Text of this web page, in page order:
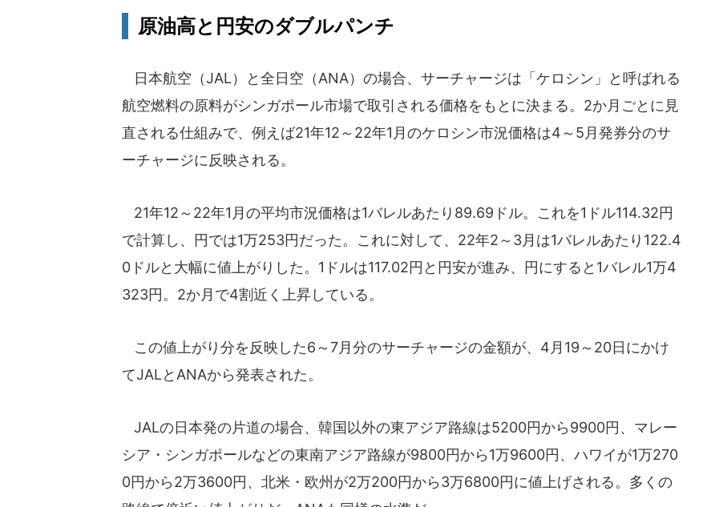
原油高と円安のダブルパンチ
日本航空（JAL）と全日空（ANA）の場合、サーチャージは「ケロシン」と呼ばれる
航空燃料の原料がシンガポール市場で取引される価格をもとに決まる。2か月ごとに見
直される仕組みで、例えば21年12～22年1月のケロシン市況価格は4～5月発券分のサ
ーチャージに反映される。
21年12～22年1月の平均市況価格は1バレルあたり89.69ドル。これを1ドル114.32円
で計算し、円では1万253円だった。これに対して、22年2～3月は1バレルあたり122.4
0ドルと大幅に値上がりした。1ドルは117.02円と円安が進み、円にすると1バレル1万4
323円。2か月で4割近く上昇している。
この値上がり分を反映した6～7月分のサーチャージの金額が、4月19～20日にかけ
てJALとANAから発表された。
JALの日本発の片道の場合、韓国以外の東アジア路線は5200円から9900円、マレー
シア・シンガポールなどの東南アジア路線が9800円から1万9600円、ハワイが1万270
0円から2万3600円、北米・欧州が2万200円から3万6800円に値上げされる。多くの